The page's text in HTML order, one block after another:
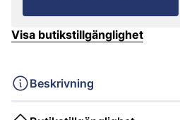
Visa butikstillgänglighet
Beskrivning